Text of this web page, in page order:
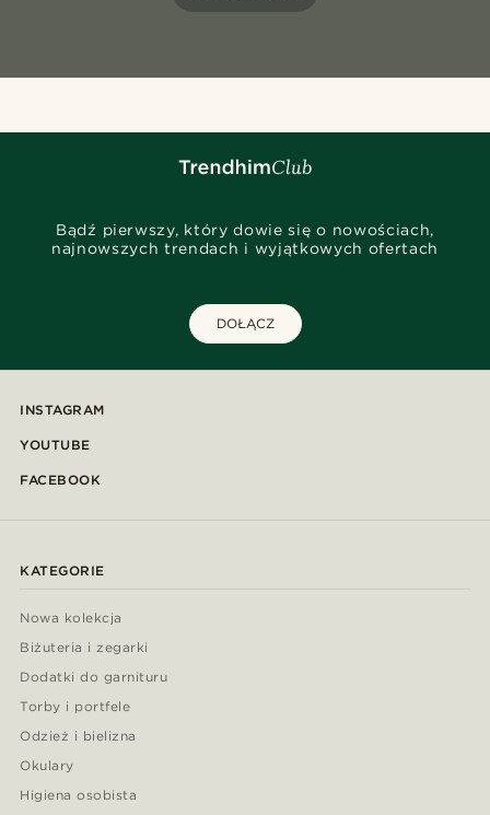
Bądź pierwszy, który dowie się o nowościach,
najnowszych trendach i wyjątkowych ofertach
DOŁĄCZ
INSTAGRAM
YOUTUBE
FACEBOOK
KATEGORIE
Nowa kolekcja
Biżuteria i zegarki
Dodatki do garnituru
Torby i portfele
Odzież i bielizna
Okulary
Higiena osobista